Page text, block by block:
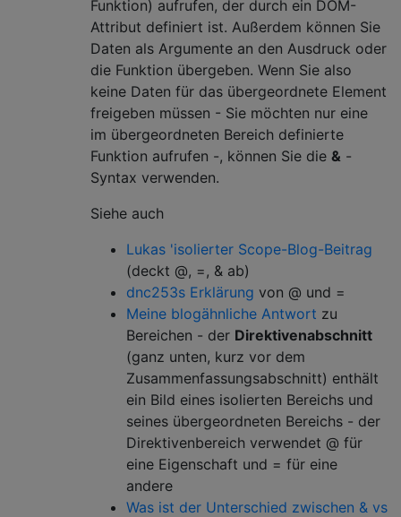
Funktion) aufrufen, der durch ein DOM-
Attribut definiert ist. Außerdem können Sie
Daten als Argumente an den Ausdruck oder
die Funktion übergeben. Wenn Sie also
keine Daten für das übergeordnete Element
freigeben müssen - Sie möchten nur eine
im übergeordneten Bereich definierte
Funktion aufrufen -, können Sie die & -
Syntax verwenden.
Siehe auch
Lukas 'isolierter Scope-Blog-Beitrag
(deckt @, =, & ab)
dnc253s Erklärung von @ und =
Meine blogähnliche Antwort zu
Bereichen - der Direktivenabschnitt
(ganz unten, kurz vor dem
Zusammenfassungsabschnitt) enthält
ein Bild eines isolierten Bereichs und
seines übergeordneten Bereichs - der
Direktivenbereich verwendet @ für
eine Eigenschaft und = für eine
andere
Was ist der Unterschied zwischen & vs